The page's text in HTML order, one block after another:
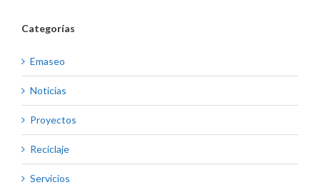
Categorías
Emaseo
Noticias
Proyectos
Reciclaje
Servicios